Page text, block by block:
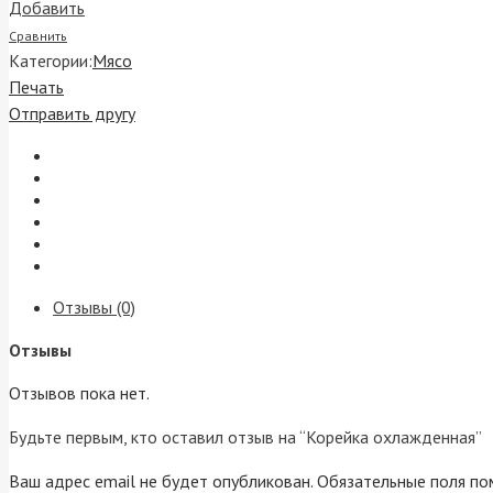
Добавить
Сравнить
Категории:Мясо
Печать
Отправить другу
Отзывы (0)
Отзывы
Отзывов пока нет.
Будьте первым, кто оставил отзыв на “Корейка охлажденная”
Ваш адрес email не будет опубликован. Обязательные поля